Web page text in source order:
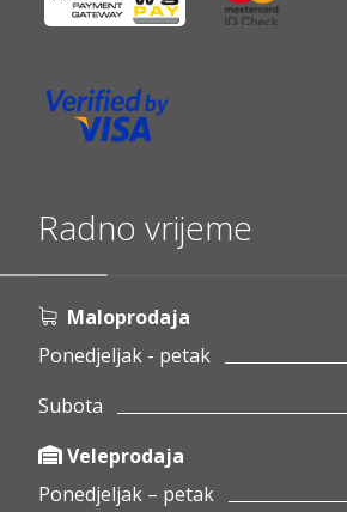
Radno vrijeme
Maloprodaja
Ponedjeljak - petak
Subota
Veleprodaja
Ponedjeljak – petak